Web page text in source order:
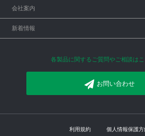
会社案内
新着情報
各製品に関するご質問やご相談は
お問い合わせ
利用規約 個人情報保護方